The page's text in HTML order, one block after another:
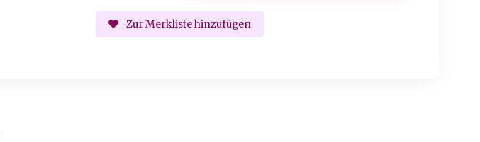
Zur Merkliste hinzufügen